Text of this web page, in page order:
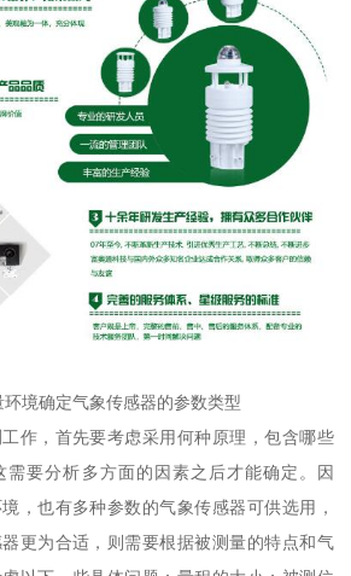
境确定气象传感器的参数类型
作，首先要考虑采用何种原理，包含哪些
需要分析多方面的因素之后才能确定。因
，也有多种参数的气象传感器可供选用，
更为合适，则需要根据被测量的特点和气